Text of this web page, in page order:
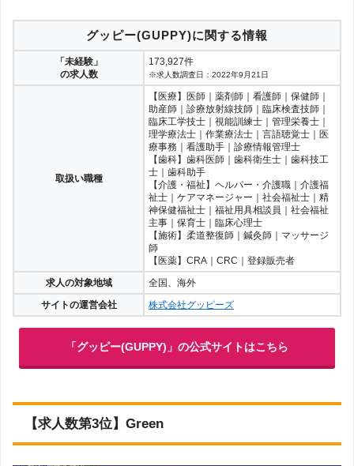
グッピー(GUPPY)に関する情報
「未経験」
の求人数
173,927件
※求人数調査日：2022年9月21日
取扱い職種
【医療】医師｜薬剤師｜看護師｜保健師｜
助産師｜診療放射線技師｜臨床検査技師｜
臨床工学技士｜視能訓練士｜管理栄養士｜
理学療法士｜作業療法士｜言語聴覚士｜医
療事務｜看護助手｜診療情報管理士
【歯科】歯科医師｜歯科衛生士｜歯科技工
士｜歯科助手
【介護・福祉】ヘルパー・介護職｜介護福
祉士｜ケアマネージャー｜社会福祉士｜精
神保健福祉士｜福祉用具相談員｜社会福祉
主事｜保育士｜臨床心理士
【施術】柔道整復師｜鍼灸師｜マッサージ
師
【医薬】CRA｜CRC｜登録販売者
求人の対象地域
全国、海外
サイトの運営会社
株式会社グッピーズ
「グッピー(GUPPY)」の公式サイトはこちら
【求人数第3位】Green